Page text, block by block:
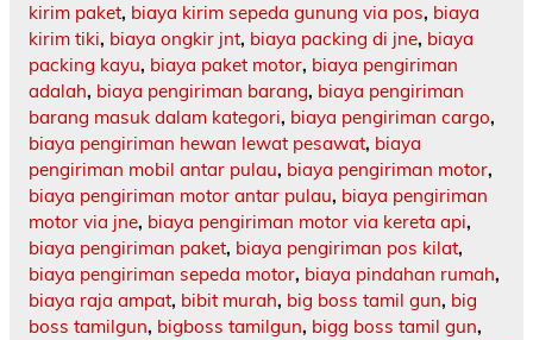
kirim paket, biaya kirim sepeda gunung via pos, biaya
kirim tiki, biaya ongkir jnt, biaya packing di jne, biaya
packing kayu, biaya paket motor, biaya pengiriman
adalah, biaya pengiriman barang, biaya pengiriman
barang masuk dalam kategori, biaya pengiriman cargo,
biaya pengiriman hewan lewat pesawat, biaya
pengiriman mobil antar pulau, biaya pengiriman motor,
biaya pengiriman motor antar pulau, biaya pengiriman
motor via jne, biaya pengiriman motor via kereta api,
biaya pengiriman paket, biaya pengiriman pos kilat,
biaya pengiriman sepeda motor, biaya pindahan rumah,
biaya raja ampat, bibit murah, big boss tamil gun, big
boss tamilgun, bigboss tamilgun, bigg boss tamil gun,